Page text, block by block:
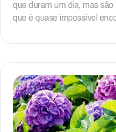
que duram um dia, mas são
que é quase impossível